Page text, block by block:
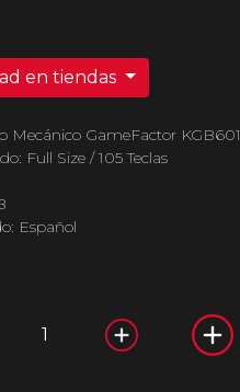
en tiendas
Mecánico GameFactor KGB601
Full Size / 105 Teclas
Español